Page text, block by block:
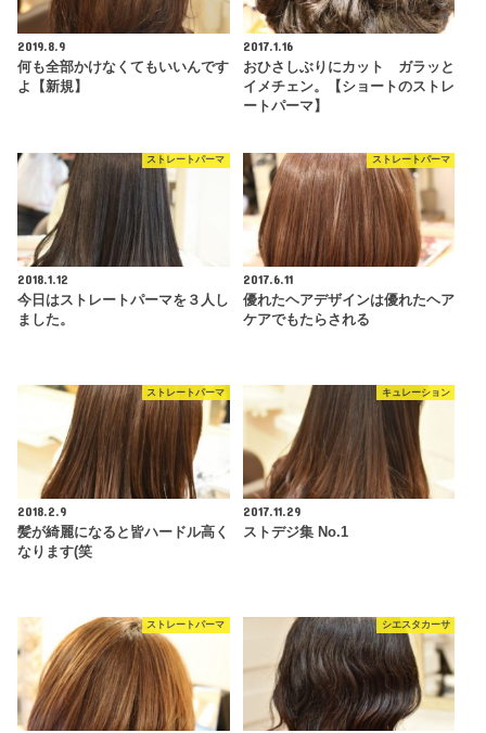
2019.8.9
何も全部かけなくてもいいんです
よ【新規】
2017.1.16
おひさしぶりにカット ガラッと
イメチェン。【ショートのストレ
ートパーマ】
ストレートパーマ
2018.1.12
今日はストレートパーマを３人し
ました。
ストレートパーマ
2017.6.11
優れたヘアデザインは優れたヘア
ケアでもたらされる
ストレートパーマ
2018.2.9
髪が綺麗になると皆ハードル高く
なります(笑
キュレーション
2017.11.29
ストデジ集 No.1
ストレートパーマ シエスタカーサ